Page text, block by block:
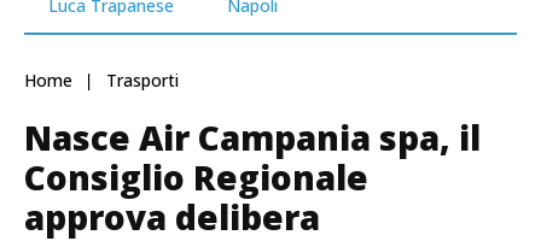
Luca Trapanese Napoli
Home Trasporti
Nasce Air Campania spa, il
Consiglio Regionale
approva delibera